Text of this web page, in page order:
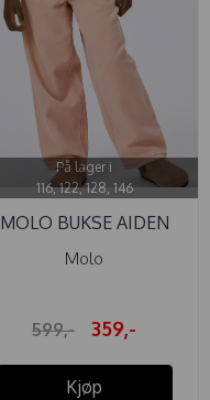
På lager i
116, 122, 128, 146
MOLO BUKSE AIDEN
PEACHES
Molo
599,- 359,-
Kjøp